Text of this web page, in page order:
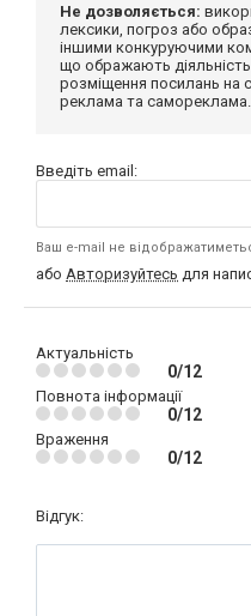
Не дозволяється:
лексики, погроз або
іншими конкуруючими
що ображають діяльність
розміщення посилань на
реклама та самореклама.
Введіть email:
Ваш e-mail не
або Авторизуйтесь для
Актуальність
0/12
Повнота інформації
0/12
Враження
0/12
Відгук: